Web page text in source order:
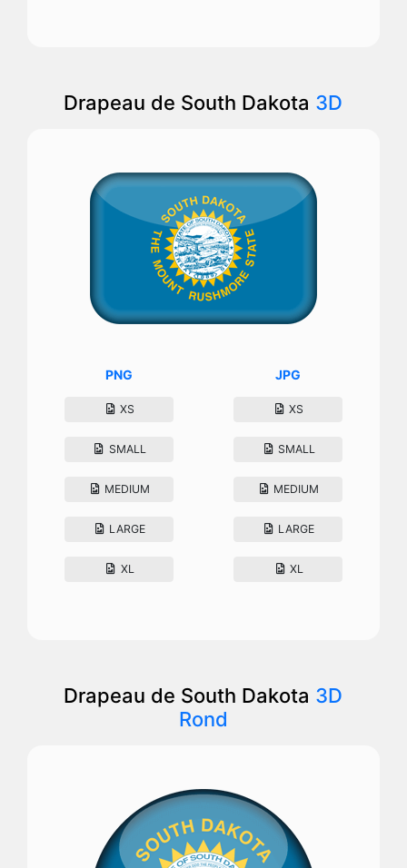
Drapeau de South Dakota 3D
PNG
XS
SMALL
MEDIUM
LARGE
XL
JPG
XS
SMALL
MEDIUM
LARGE
XL
Drapeau de South Dakota 3D
Rond